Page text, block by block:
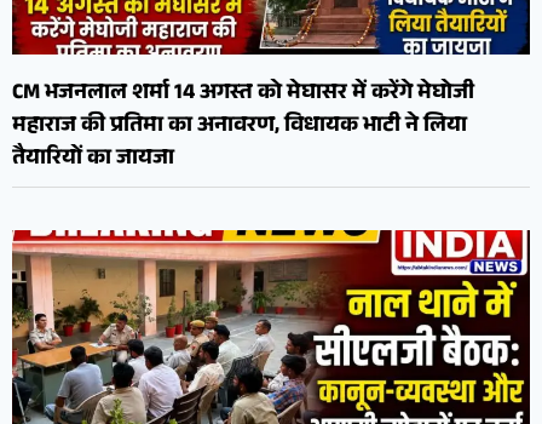
CM भजनलाल शर्मा 14 अगस्त को मेघासर में करेंगे मेघोजी
महाराज की प्रतिमा का अनावरण, विधायक भाटी ने लिया
तैयारियों का जायजा